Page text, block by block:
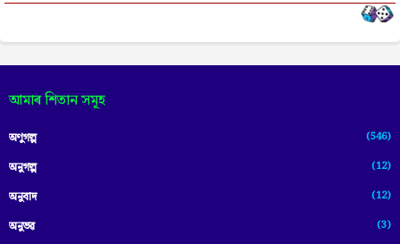
আমাৰ শিতান সমূহ
অণুগল্প (546)
অনুগল্প (12)
অনুবাদ (12)
অনুভৱ (3)